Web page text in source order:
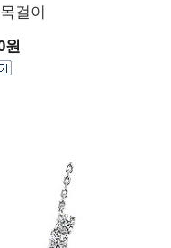
걸이
원